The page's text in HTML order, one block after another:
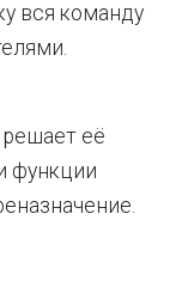
вся команду
её
функции